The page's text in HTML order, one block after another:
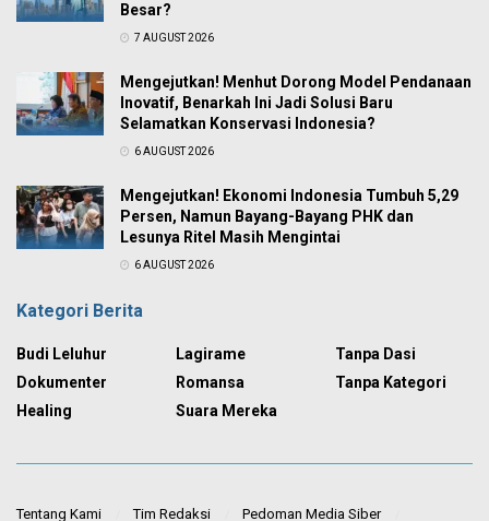
Besar?
7 AUGUST 2026
Mengejutkan! Menhut Dorong Model Pendanaan
Inovatif, Benarkah Ini Jadi Solusi Baru
Selamatkan Konservasi Indonesia?
6 AUGUST 2026
Mengejutkan! Ekonomi Indonesia Tumbuh 5,29
Persen, Namun Bayang-Bayang PHK dan
Lesunya Ritel Masih Mengintai
6 AUGUST 2026
Kategori Berita
Budi Leluhur
Dokumenter
Healing
Lagirame
Romansa
Suara Mereka
Tanpa Dasi
Tanpa Kategori
Tentang Kami Tim Redaksi Pedoman Media Siber